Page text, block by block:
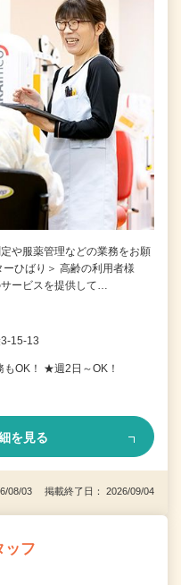
や服薬管理などの業務をお願
ひばり＞ 高齢の利用者様
ービスを提供して…
15-13
OK！ ★週2日～OK！
を見る
08/03 掲載終了日： 2026/09/04
ッフ